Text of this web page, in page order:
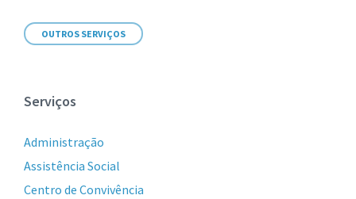
OUTROS SERVIÇOS
Serviços
Administração
Assistência Social
Centro de Convivência